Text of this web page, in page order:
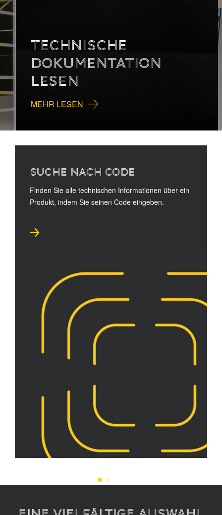
TECHNISCHE
DOKUMENTATION
LESEN
MEHR LESEN
SUCHE NACH CODE
Finden Sie alle technischen Informationen über ein
Produkt, indem Sie seinen Code eingeben.